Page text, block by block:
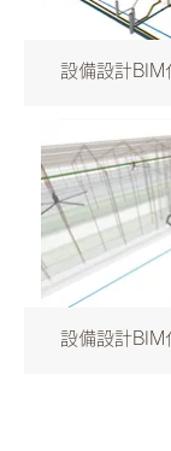
設備設計BIM
設備設計BIM